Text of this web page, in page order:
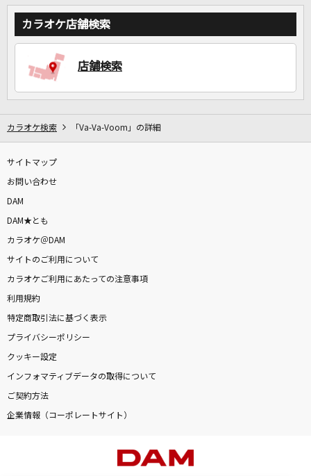
カラオケ店舗検索
店舗検索
カラオケ検索 「Va-Va-Voom」の詳細
サイトマップ
お問い合わせ
DAM
DAM★とも
カラオケ＠DAM
サイトのご利用について
カラオケご利用にあたっての注意事項
利用規約
特定商取引法に基づく表示
プライバシーポリシー
クッキー設定
インフォマティブデータの取得について
ご契約方法
企業情報（コーポレートサイト）